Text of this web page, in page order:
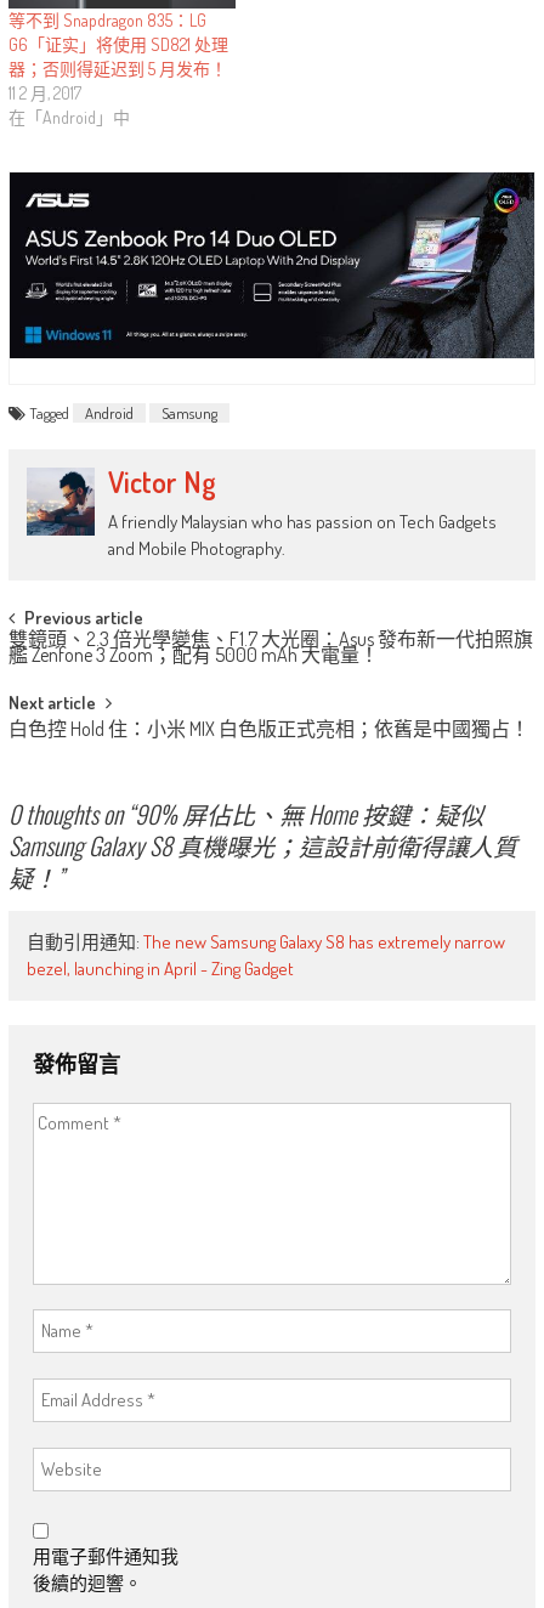
等不到 Snapdragon 835：LG
G6「证实」将使用 SD821 处理
器；否则得延迟到 5 月发布！
11 2 月, 2017
在「Android」中
Tagged Android Samsung
Victor Ng
A friendly Malaysian who has passion on Tech Gadgets
and Mobile Photography.
Post
navigation
Previous article
雙鏡頭、2.3 倍光學變焦、F1.7 大光圈：Asus 發布新一代拍照旗
艦 Zenfone 3 Zoom；配有 5000 mAh 大電量！
Next article
白色控 Hold 住：小米 MIX 白色版正式亮相；依舊是中國獨占！
0 thoughts on “90% 屏佔比、無 Home 按鍵：疑似
Samsung Galaxy S8 真機曝光；這設計前衛得讓人質
疑！ ”
自動引用通知: The new Samsung Galaxy S8 has extremely narrow
bezel, launching in April - Zing Gadget
發佈留言
用電子郵件通知我
後續的迴響。